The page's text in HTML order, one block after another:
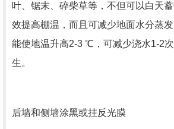
叶、锯末、碎柴草等，不但可以白天
效提高棚温，而且可减少地面水分蒸发
能使地温升高2-3 ℃，可减少浇水1-2
生。
后墙和侧墙涂黑或挂反光膜